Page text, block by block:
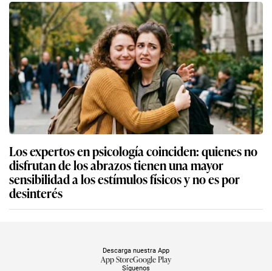
Los expertos en psicología coinciden: quienes no
disfrutan de los abrazos tienen una mayor
sensibilidad a los estímulos físicos y no es por
desinterés
Síguenos
Descarga nuestra App
App StoreGoogle Play